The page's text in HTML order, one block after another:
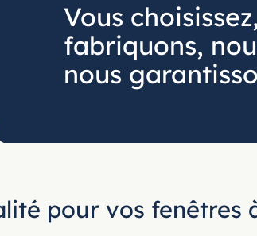
Vous
fabriquons,
nous
pour vos fenêtres